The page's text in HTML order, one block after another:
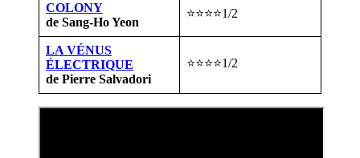
COLONY
de Sang-Ho Yeon
⭐⭐⭐⭐1/2
LA VÉNUS
ÉLECTRIQUE
de Pierre Salvadori
⭐⭐⭐⭐1/2